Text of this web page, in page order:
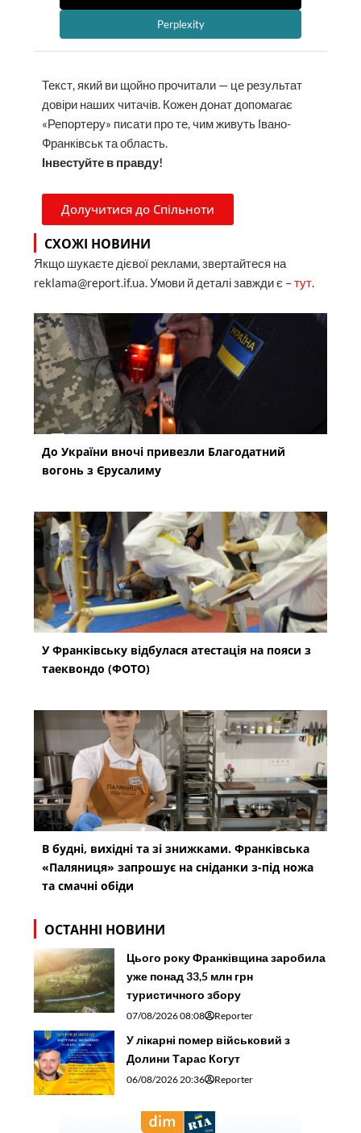
Текст, який ви щойно прочитали — це результат
«Репортеру» писати про те, чим живуть Івано-
Франківськ та область.
Інвестуйте в правду!
Долучитися до Спільноти
СХОЖІ НОВИНИ
Якщо шукаєте дієвої реклами, звертайтеся на
reklama@report.if.ua. Умови й деталі завжди є –
До України вночі привезли Благодатний
вогонь з Єрусалиму
У Франківську відбулася атестація на пояси з
таеквондо (ФОТО)
В будні, вихідні та зі знижками. Франківська
«Паляниця» запрошує на сніданки з-під ножа
та смачні обіди
ОСТАННІ НОВИНИ
уже понад 33,5 млн грн
туристичного збору
07/08/2026 08:08 Reporter
У лікарні помер військовий з
Долини Тарас Когут
06/08/2026 20:36 Reporter